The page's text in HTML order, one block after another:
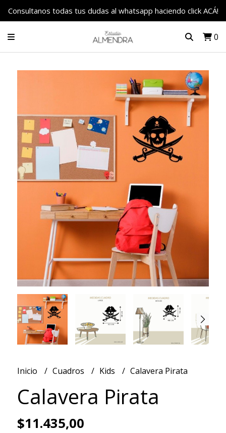
Consultanos todas tus dudas al whatsapp haciendo click ACÁ!
0
Inicio Cuadros Kids Calavera Pirata
Calavera Pirata
$11.435,00